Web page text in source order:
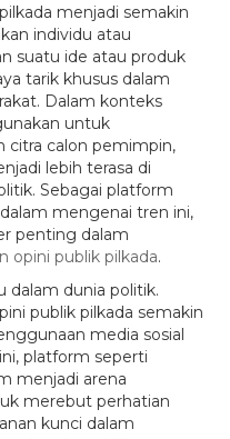
menjadi semakin
individu atau
suatu ide atau produk
tarik khusus dalam
Dalam konteks
untuk
calon pemimpin,
lebih terasa di
Sebagai platform
mengenai tren ini,
penting dalam
opini publik pilkada.
dalam dunia politik.
publik pilkada semakin
media sosial
platform seperti
menjadi arena
merebut perhatian
kunci dalam